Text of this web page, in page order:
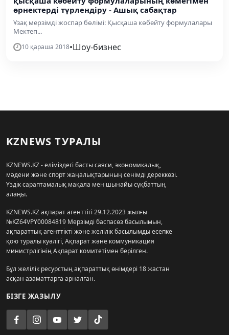
өрнектерді түрлендіру - Ашық сабақтар
Ұзақ мерзімді жоспар бөлімі: Қысқаша көбейту формулалары
Мектеп...
10 қараша 2018•Шоу-бизнес
KZNEWS ТУРАЛЫ
KZNEWS.KZ - еліміздегі басты саяси, экономикалық,
мәдени және спорт жаңалықтарының сенімді дереккөзі.
Үздік сараптамалық мақала мен шынайы сұқбаттың
алаңы.
KZNEWS.KZ ақпарат агенттігі 29.12.2023 жылғы
№KZ64VPY00084819 Мерзімді баспасөз басылымын,
ақпараттық агенттікті және желілік басылымды есепке
қою туралы куәлігі, Ақпарат және коммуникация
министрлігінің Ақпарат комитетімен берілген.
Бұл желілік ресурстың ақпараттық өнімдері 18 жастан
асқан азаматтарға арналған.
БІЗГЕ ЖАЗЫЛУ